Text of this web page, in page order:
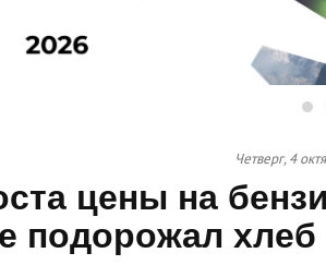
Четверг, 4
цены на
подорожал хлеб